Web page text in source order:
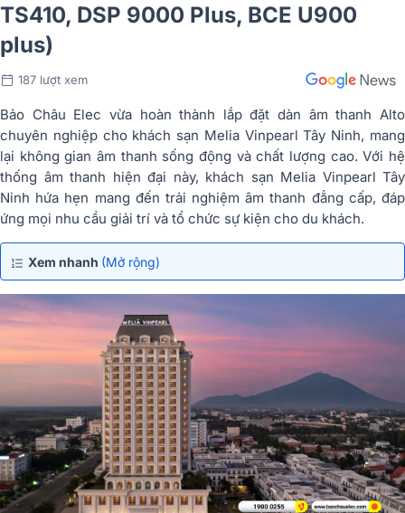
TS410, DSP 9000 Plus, BCE U900
plus)
187 lượt xem
Bảo Châu Elec vừa hoàn thành lắp đặt dàn âm thanh Alto
chuyên nghiệp cho khách sạn Melia Vinpearl Tây Ninh, mang
lại không gian âm thanh sống động và chất lượng cao. Với hệ
thống âm thanh hiện đại này, khách sạn Melia Vinpearl Tây
Ninh hứa hẹn mang đến trải nghiệm âm thanh đẳng cấp, đáp
ứng mọi nhu cầu giải trí và tổ chức sự kiện cho du khách.
Xem nhanh (Mở rộng)